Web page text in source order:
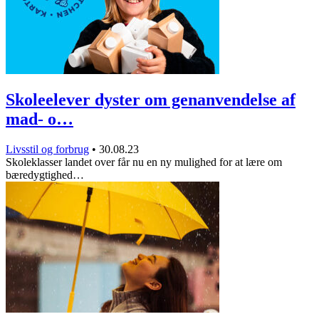
Skoleelever dyster om genanvendelse af
mad- o…
Livsstil og forbrug • 30.08.23
Skoleklasser landet over får nu en ny mulighed for at lære om
bæredygtighed…